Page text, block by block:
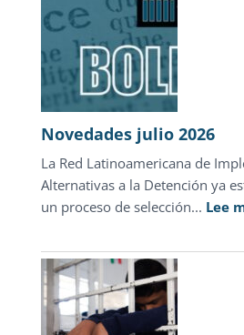
Novedades julio 2026
La Red Latinoamericana de
Alternativas a la Detención ya
un proceso de selección... Lee